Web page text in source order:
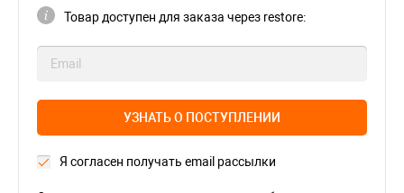
Товар доступен для заказа через restore:
УЗНАТЬ О ПОСТУПЛЕНИИ
Я согласен получать email рассылки